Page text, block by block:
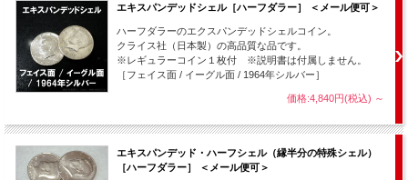
エキスパンデッドシェル［ハーフダラー］ ＜メール便可＞
ハーフダラーのエクスパンデッドシェルコイン。
クライス社（日本製）の高品質な品です。
※レギュラーコイン１枚付 ※説明書は付属しません。
［フェイス面 / イーグル面 / 1964年シルバー］
価格:4,840円(税込) ～
エキスパンデッド・ハーフシェル（縁半分の特殊シェル）
［ハーフダラー］ ＜メール便可＞